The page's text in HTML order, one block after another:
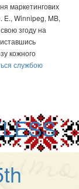
маркетингових
E., Winnipeg, MB,
згоду на
кожного
службою